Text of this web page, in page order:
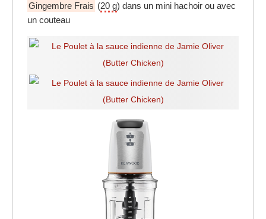
Gingembre Frais (20 g) dans un mini hachoir ou avec
un couteau